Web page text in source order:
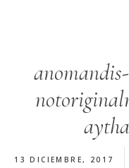
13 DICIEMBRE, 2017